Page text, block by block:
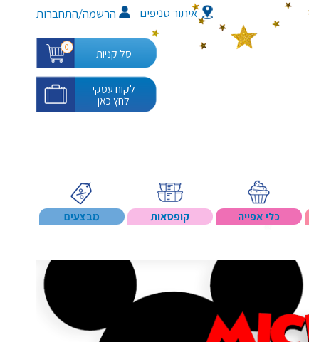
איתור סניפים הרשמה/התחברות
סל קניות 0
לקוח עסקי
לחץ כאן
כלי אפייה קופסאות מבצעים